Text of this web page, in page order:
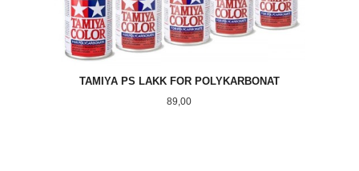
TAMIYA PS LAKK FOR POLYKARBONAT
Pris
89,00